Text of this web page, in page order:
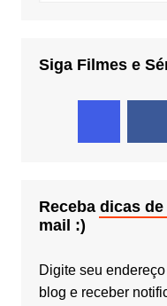
Siga Filmes e
Receba dicas
mail :)
Digite seu
blog e receber